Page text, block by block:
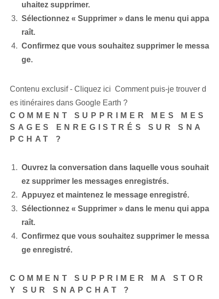
uhaitez supprimer.
Sélectionnez « Supprimer » dans le menu qui appa
raît.
Confirmez que vous souhaitez supprimer le messa
ge.
Contenu exclusif - Cliquez ici Comment puis-je trouver d
es itinéraires dans Google Earth ?
COMMENT SUPPRIMER MES MES
SAGES ENREGISTRÉS SUR SNA
PCHAT ?
Ouvrez la conversation dans laquelle vous souhait
ez supprimer les messages enregistrés.
Appuyez et maintenez le message enregistré.
Sélectionnez « Supprimer » dans le menu qui appa
raît.
Confirmez que vous souhaitez supprimer le messa
ge enregistré.
COMMENT SUPPRIMER MA STOR
Y SUR SNAPCHAT ?